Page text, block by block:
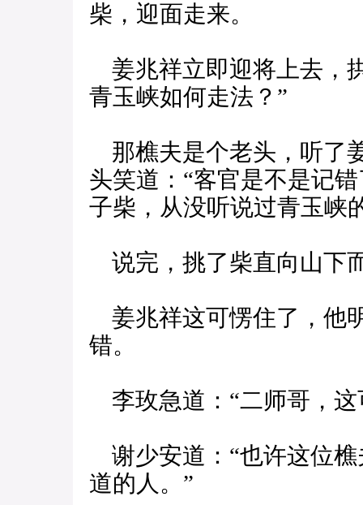
柴，迎面走来。
姜兆祥立即迎将上去，
青玉峡如何走法？”
那樵夫是个老头，听了
头笑道：“客官是不是记
子柴，从没听说过青玉峡
说完，挑了柴直向山下
姜兆祥这可愣住了，他
错。
李玫急道：“二师哥，这
谢少安道：“也许这位
道的人。”